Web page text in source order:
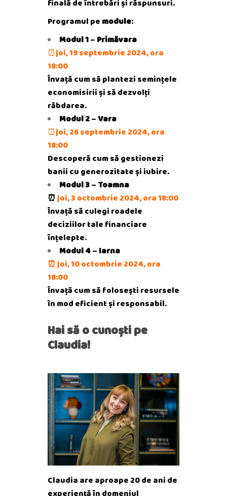
finală de întrebări și răspunsuri.
Programul pe module:
Modul 1– Primăvara
⏰joi, 19 septembrie 2024, ora
18:00
Învață cum să plantezi semințele
economisirii și să dezvolți
răbdarea.
Modul 2–Vara
⏰joi, 26 septembrie 2024, ora
18:00
Descoperă cum să gestionezi
banii cu generozitate și iubire.
Modul 3– Toamna
⏰ joi, 3 octombrie 2024, ora 18:00
Învață să culegi roadele
deciziilor tale financiare
înțelepte.
Modul 4– Iarna
⏰ joi, 10 octombrie 2024, ora
18:00
Învață cum să folosești resursele
în mod eficient și responsabil.
Hai să o cunoști pe
Claudia!
Claudia are aproape 20 de ani de
experiență în domeniul